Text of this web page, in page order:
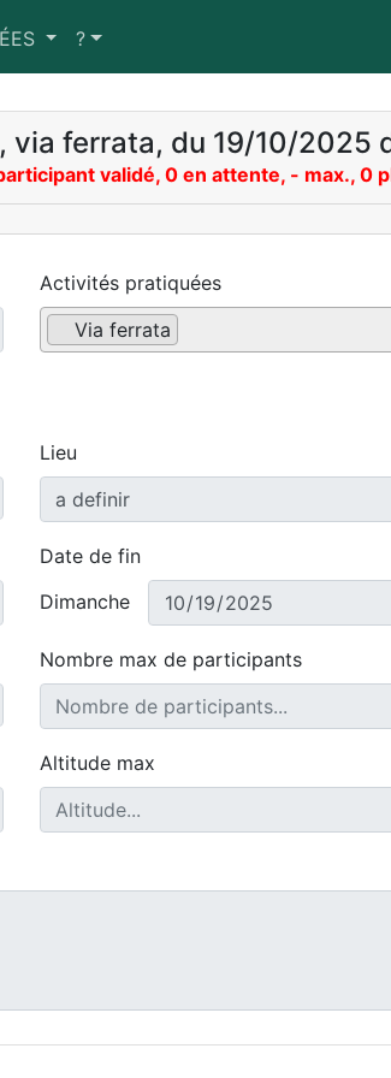
?
ferrata, du 19/10/2025
validé, 0 en attente, - max., 0
Activités pratiquées
Via ferrata
Lieu
Date de fin
Dimanche
Nombre max de participants
Altitude max